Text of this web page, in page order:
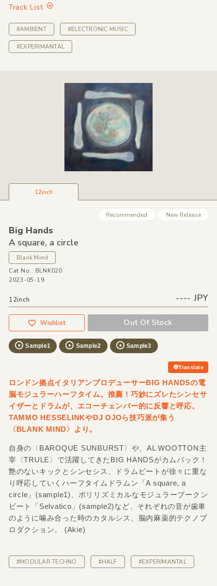
Track List
#AMBIENT #ELECTRONIC MUSIC
#EXPERIMANTAL
12inch
Recommended New Release
Big Hands
A square, a circle
Blank Mind
Cat No.: BLNK020
2023-05-19
12inch ---- JPY
Wishlist Out Of Stock
Sample1 Sample2 Sample3
Translate
ロンドン拠点イタリアンプロデューサーBIG HANDSの電
脳モジュラーハーフタイム。推薦！巧妙にズレたシンセサ
イザーとドラムが、エコーチェンバー的に反響と呼応。
TAMMO HESSELINKやDJ OJOら技巧派が集う
〈BLANK MIND〉より。
自身の〈BAROQUE SUNBURST〉や、AL WOOTTON主
宰〈TRULE〉で活躍してきたBIG HANDSがカムバック！
艶のないキックとシンセシス、ドラムビートが徐々に重な
り呼応していくハーフタイムドラムン「A square, a
circle」(sample1)、ポリリズミカルなモジュラーブークン
ビート「Selvatico」(sample2)など、それぞれの音が歯車
のように噛み合った時のカタルシス、脳内麻薬的テクノプ
ロダクション。 (Akie)
#MODULAR TECHNO #HALF #EXPERIMANTAL